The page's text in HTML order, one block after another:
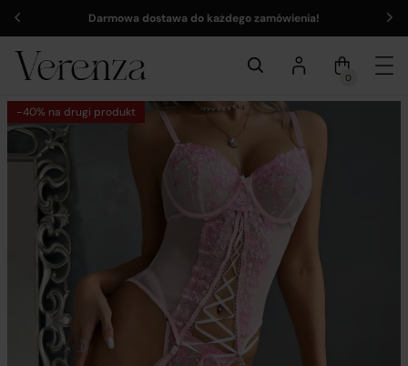
Darmowa dostawa do każdego zamówienia!
0
-40% na drugi produkt